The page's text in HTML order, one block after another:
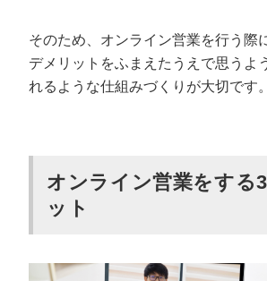
そのため、オンライン営業を行う際
デメリットをふまえたうえで思うよ
れるような仕組みづくりが大切です。
オンライン営業をする
ット